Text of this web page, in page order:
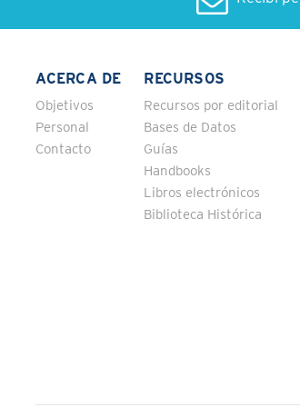
ACERCA DE
Objetivos
Personal
Contacto
RECURSOS
Recursos por editorial
Bases de Datos
Guías
Handbooks
Libros electrónicos
Biblioteca Histórica